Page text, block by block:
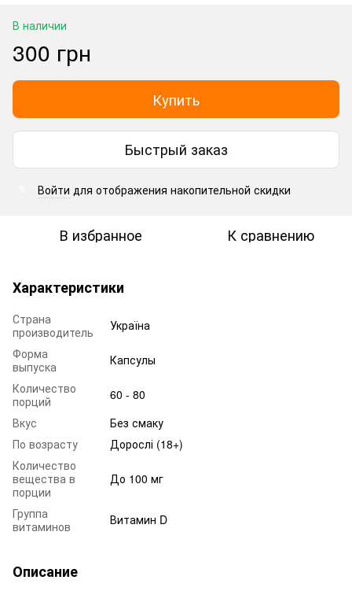
В наличии
300 грн
Купить
Быстрый заказ
Войти для отображения накопительной скидки
В избранное К сравнению
Характеристики
Страна
производитель
Україна
Форма
выпуска
Капсулы
Количество
порций
60 - 80
Вкус
Без смаку
По возрасту
Дорослі (18+)
Количество
вещества в
порции
До 100 мг
Группа
витаминов
Витамин D
Описание